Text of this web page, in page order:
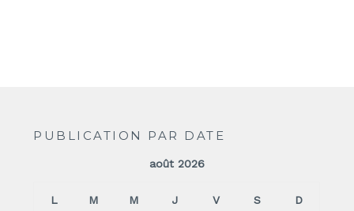
PUBLICATION PAR DATE
août 2026
L M M J V S D